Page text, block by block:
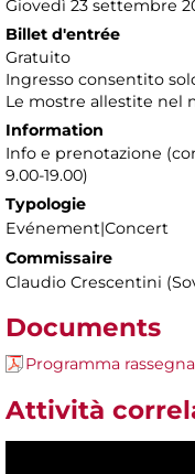
Giovedì 23 settembre
Billet d'entrée
Gratuito
Ingresso consentito
Le mostre allestite nel
Information
Info e prenotazione
9.00-19.00)
Typologie
Evénement|Concert
Commissaire
Claudio Crescentini
Documents
Programma
Attività